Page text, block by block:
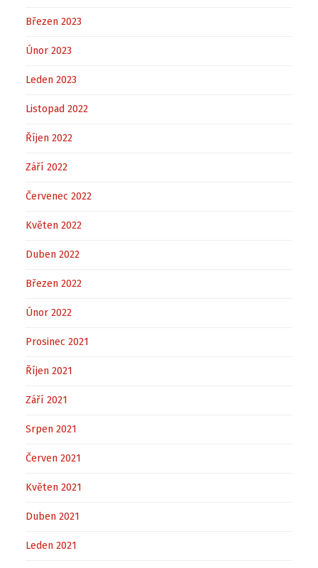
Březen 2023
Únor 2023
Leden 2023
Listopad 2022
Říjen 2022
Září 2022
Červenec 2022
Květen 2022
Duben 2022
Březen 2022
Únor 2022
Prosinec 2021
Říjen 2021
Září 2021
Srpen 2021
Červen 2021
Květen 2021
Duben 2021
Leden 2021